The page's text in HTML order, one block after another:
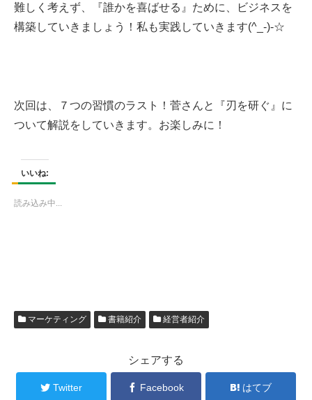
難しく考えず、『誰かを喜ばせる』ために、ビジネスを
構築していきましょう！私も実践していきます(^_-)-☆
次回は、７つの習慣のラスト！菅さんと『刃を研ぐ』に
ついて解説をしていきます。お楽しみに！
いいね:
読み込み中...
マーケティング 書籍紹介 経営者紹介
シェアする
Twitter Facebook はてブ